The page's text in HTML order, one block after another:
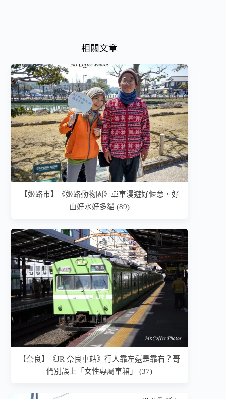
相關文章
【姬路市】《姬路動物園》單車漫遊好愜意，好
山好水好多貓 (89)
【奈良】《JR 奈良車站》行人靠左還是靠右？哥
們別誤上「女性專屬車箱」 (37)